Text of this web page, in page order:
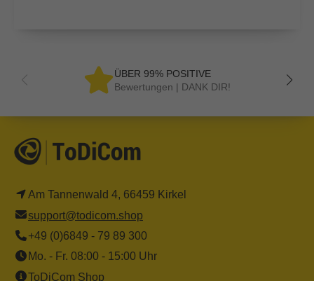
ÜBER 99% POSITIVE
Bewertungen | DANK DIR!
Am Tannenwald 4, 66459 Kirkel
support@todicom.shop
+49 (0)6849 - 79 89 300
Mo. - Fr. 08:00 - 15:00 Uhr
ToDiCom Shop